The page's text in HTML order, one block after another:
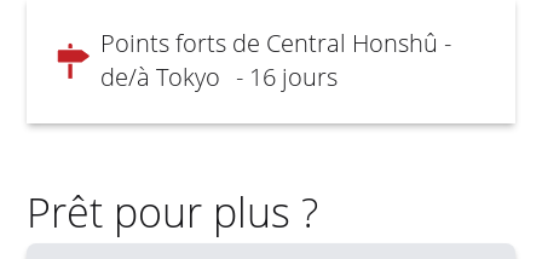
Points forts de Central Honshû -
de/à Tokyo - 16 jours
Prêt pour plus ?